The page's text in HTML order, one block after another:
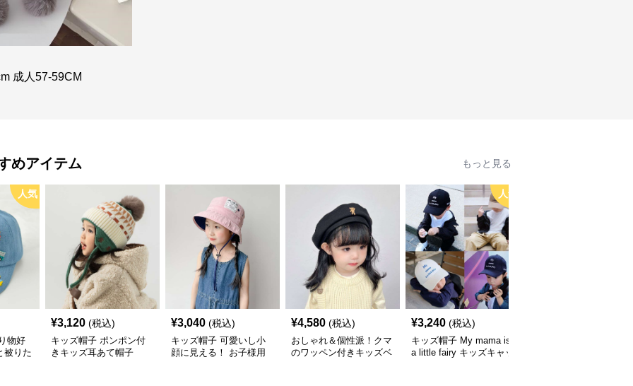
成人57-59CM
めアイテム もっと見る
人気
物好
被りた
¥3,120 (税込)
キッズ帽子 ポンポン付
きキッズ耳あて帽子
¥3,040 (税込)
キッズ帽子 可愛いし小
顔に見える！ お子様用
¥4,580 (税込)
おしゃれ＆個性派！クマ
のワッペン付きキッズベ
人気
¥3,240 (税込)
キッズ帽子 My mama is
a little fairy キッズキャッ